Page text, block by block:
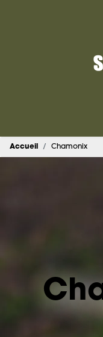
Accueil Chamonix